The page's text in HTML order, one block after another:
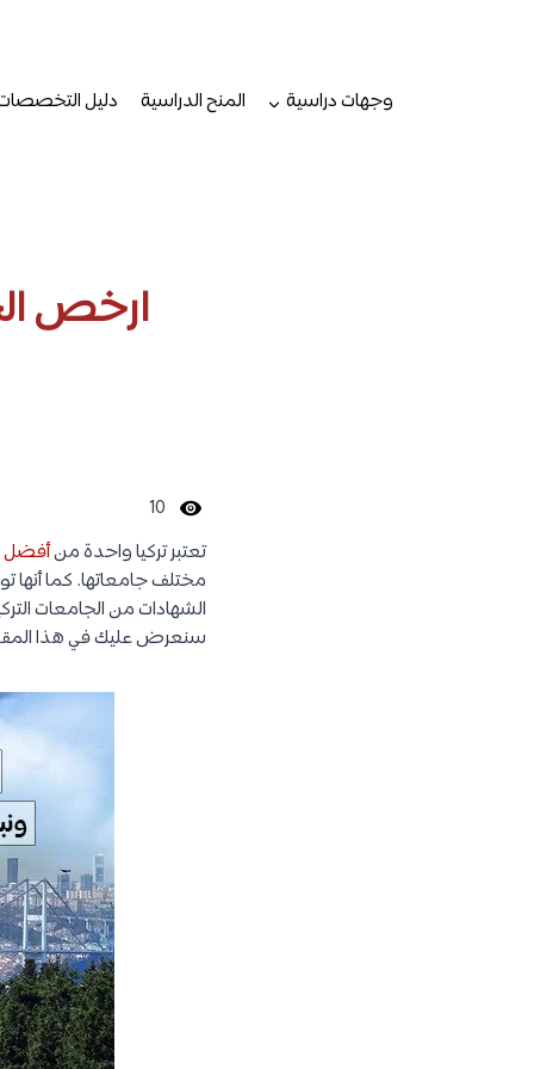
وجهات دراسية
المنح الدراسية دليل
ارخص
10
تعتبر تركيا واحدة منأفضل
مختلف جامعاتها. كما أنها
الشهادات من الجامعات
سنعرض عليك في هذا